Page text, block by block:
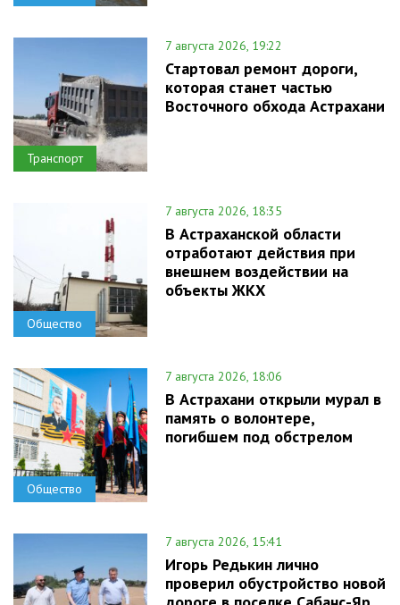
Транспорт
7 августа 2026, 19:22
Стартовал ремонт дороги,
которая станет частью
Восточного обхода Астрахани
Общество
7 августа 2026, 18:35
В Астраханской области
отработают действия при
внешнем воздействии на
объекты ЖКХ
Общество
7 августа 2026, 18:06
В Астрахани открыли мурал в
память о волонтере,
погибшем под обстрелом
7 августа 2026, 15:41
Игорь Редькин лично
проверил обустройство новой